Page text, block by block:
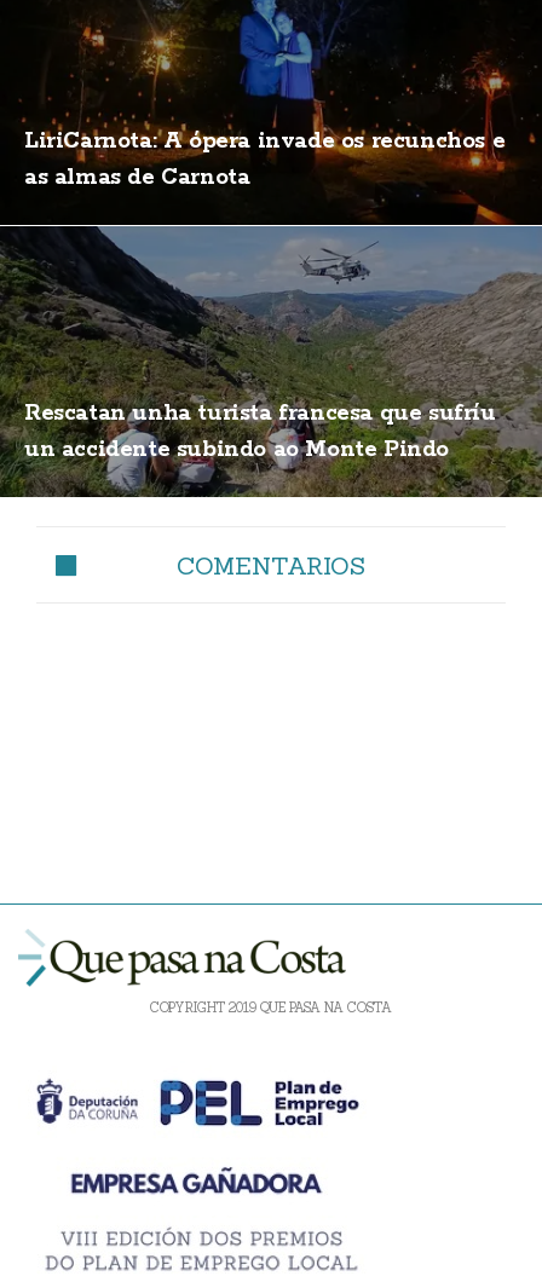
LiriCarnota: A ópera invade os recunchos e
as almas de Carnota
Rescatan unha turista francesa que sufríu
un accidente subindo ao Monte Pindo
COMENTARIOS
COPYRIGHT 2019 QUE PASA NA COSTA